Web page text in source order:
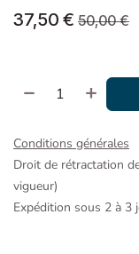
37,50 € 50,00€
Conditions générales
Droit de rétractation
vigueur)
Expédition sous 2 à 3